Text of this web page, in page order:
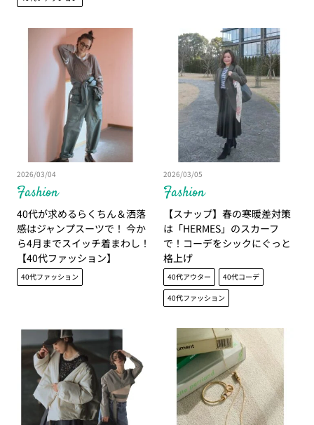
Fashion
2026/03/04
40代が求めるらくちん＆洒落
感はジャンプスーツで！ 今か
ら4月までスイッチ着まわし！
【40代ファッション】
40代ファッション
Fashion
2026/03/05
【スナップ】春の寒暖差対策
は「HERMES」のスカーフ
で！コーデをシックにぐっと
格上げ
40代アウター
40代コーデ
40代ファッション